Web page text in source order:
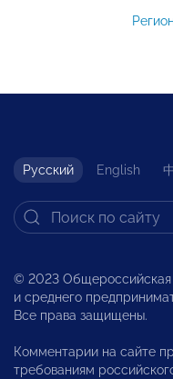
Русский English
© 2023 Общероссийская
и среднего
Все права защищены.
Комментарии на сайте
требованиям